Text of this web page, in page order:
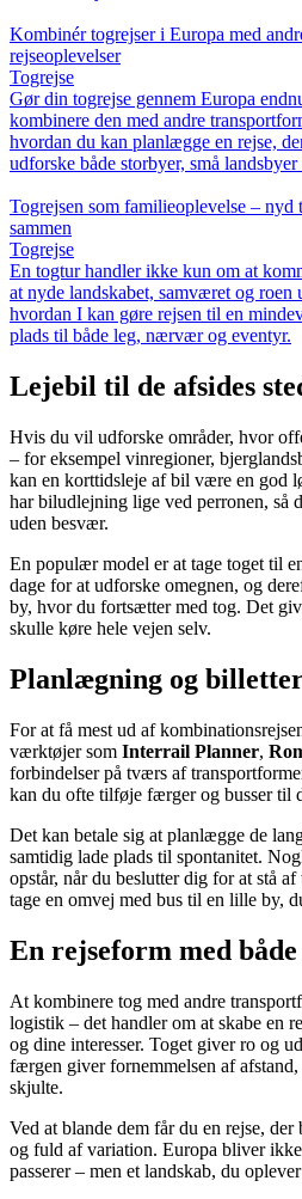
Kombinér togrejser i Europa med
rejseoplevelser
Togrejse
Gør din togrejse gennem Europa
kombinere den med andre
hvordan du kan planlægge en rejse,
udforske både storbyer, små
Togrejsen som familieoplevelse – nyd
sammen
Togrejse
En togtur handler ikke kun om at
at nyde landskabet, samværet og roen
hvordan I kan gøre rejsen til en
plads til både leg, nærvær og eventyr.
Lejebil til de afsides
Hvis du vil udforske områder, hvor
– for eksempel vinregioner,
kan en korttidsleje af bil være en god
har biludlejning lige ved perronen, så
uden besvær.
En populær model er at tage toget til
dage for at udforske omegnen, og
by, hvor du fortsætter med tog. Det
skulle køre hele vejen selv.
Planlægning og
For at få mest ud af
værktøjer som Interrail Planner,
forbindelser på tværs af
kan du ofte tilføje færger og busser til
Det kan betale sig at planlægge de
samtidig lade plads til spontanitet.
opstår, når du beslutter dig for at stå
tage en omvej med bus til en lille by,
En rejseform med
At kombinere tog med andre
logistik – det handler om at skabe en
og dine interesser. Toget giver ro og
færgen giver fornemmelsen af
skjulte.
Ved at blande dem får du en rejse,
og fuld af variation. Europa bliver
passerer – men et landskab, du